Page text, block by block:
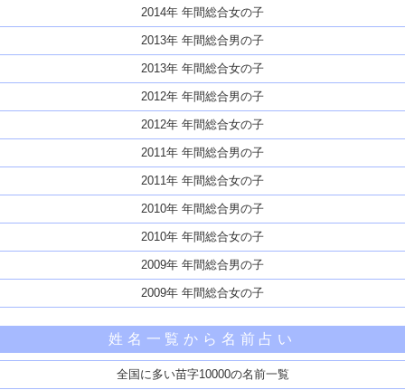
2014年 年間総合女の子
2013年 年間総合男の子
2013年 年間総合女の子
2012年 年間総合男の子
2012年 年間総合女の子
2011年 年間総合男の子
2011年 年間総合女の子
2010年 年間総合男の子
2010年 年間総合女の子
2009年 年間総合男の子
2009年 年間総合女の子
姓名一覧から名前占い
全国に多い苗字10000の名前一覧